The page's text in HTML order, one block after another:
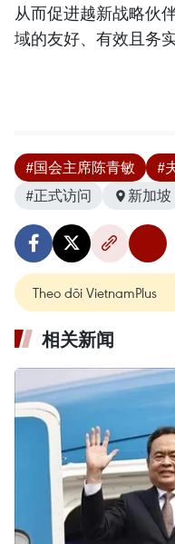
从而促进越新战略伙
域的友好、有效且务
#国会主席陈青敏 #
#正式访问
新加坡
Theo dõi VietnamPlus
相关新闻